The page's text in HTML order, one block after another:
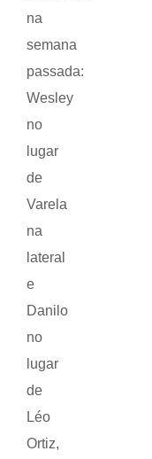
na
semana
passada:
Wesley
no
lugar
de
Varela
na
lateral
e
Danilo
no
lugar
de
Léo
Ortiz,